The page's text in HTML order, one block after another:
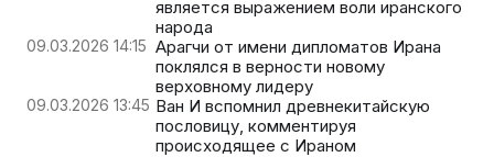
является выражением воли иранского
народа
09.03.2026 14:15 Арагчи от имени дипломатов Ирана
поклялся в верности новому
верховному лидеру
09.03.2026 13:45 Ван И вспомнил древнекитайскую
пословицу, комментируя
происходящее с Ираном